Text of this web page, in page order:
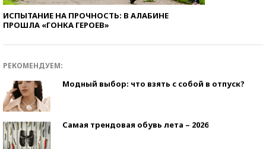
ИСПЫТАНИЕ НА ПРОЧНОСТЬ: В АЛАБИНЕ
ПРОШЛА «ГОНКА ГЕРОЕВ»
РЕКОМЕНДУЕМ:
Модный выбор: что взять с собой в отпуск?
Самая трендовая обувь лета – 2026